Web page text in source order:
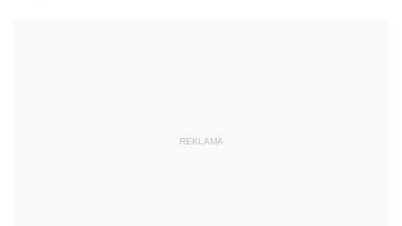
REKLAMA